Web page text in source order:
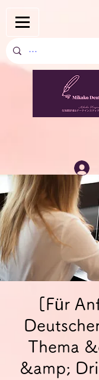
[Für
Thema
&amp;